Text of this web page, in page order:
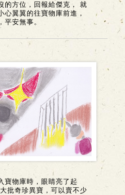
的方位，回報給傑克， 就
心翼翼的往寶物庫前進，
平安無事。
寶物庫時，眼睛亮了起
批奇珍異寶，可以賣不少